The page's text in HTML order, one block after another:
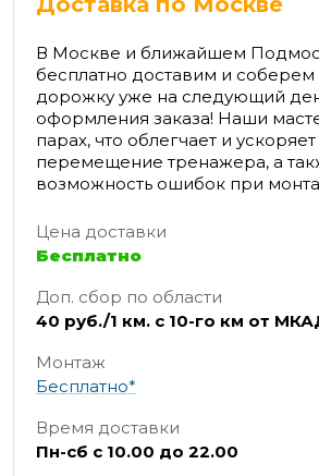
В Москве и ближайшем
бесплатно доставим и
дорожку уже на следующий
оформления заказа! Наши
парах, что облегчает и
перемещение тренажера, а
возможность ошибок при
Цена доставки
Бесплатно
Доп. сбор по области
40 руб./1 км. с 10-го км от
Монтаж
Бесплатно*
Время доставки
Пн-сб с 10.00 до 22.00